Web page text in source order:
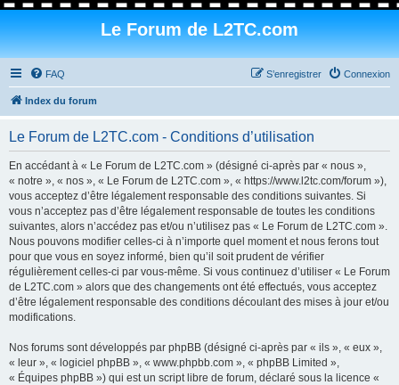
Le Forum de L2TC.com
FAQ Connexion
S’enregistrer
Index du forum
Le Forum de L2TC.com - Conditions d’utilisation
En accédant à « Le Forum de L2TC.com » (désigné ci-après par « nous »,
« notre », « nos », « Le Forum de L2TC.com », « https://www.l2tc.com/forum »),
vous acceptez d’être légalement responsable des conditions suivantes. Si
vous n’acceptez pas d’être légalement responsable de toutes les conditions
suivantes, alors n’accédez pas et/ou n’utilisez pas « Le Forum de L2TC.com ».
Nous pouvons modifier celles-ci à n’importe quel moment et nous ferons tout
pour que vous en soyez informé, bien qu’il soit prudent de vérifier
régulièrement celles-ci par vous-même. Si vous continuez d’utiliser « Le Forum
de L2TC.com » alors que des changements ont été effectués, vous acceptez
d’être légalement responsable des conditions découlant des mises à jour et/ou
modifications.
Nos forums sont développés par phpBB (désigné ci-après par « ils », « eux »,
« leur », « logiciel phpBB », « www.phpbb.com », « phpBB Limited »,
« Équipes phpBB ») qui est un script libre de forum, déclaré sous la licence «